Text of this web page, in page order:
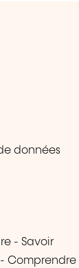
données
- Savoir
Comprendre